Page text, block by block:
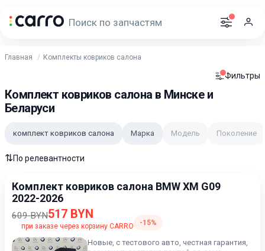
Главная Комплекты ковриков салона
Фильтры
Комплект ковриков салона в Минске и
Беларуси
комплект ковриков салона Марка Модель Поколение
⇅По релевантности
Комплект ковриков салона BMW XM G09
2022-2026
609 BYN517 BYN
при заказе через корзину CARRO -15%
Новые, с тестового авто, честная гарантия,